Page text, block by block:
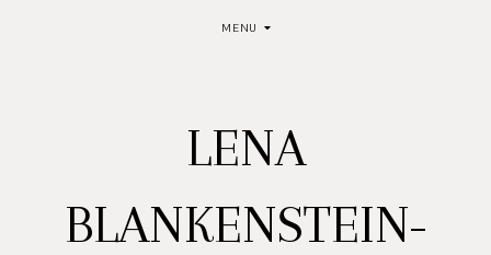
MENU
LENA
BLANKENSTEIN-